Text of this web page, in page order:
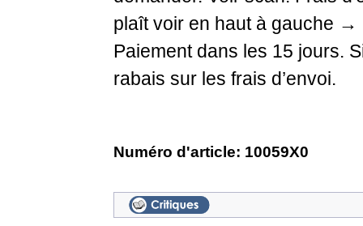
plaît voir en haut à gauche
Paiement dans les 15 jours.
rabais sur les frais d’envoi.
Numéro d'article: 10059X0